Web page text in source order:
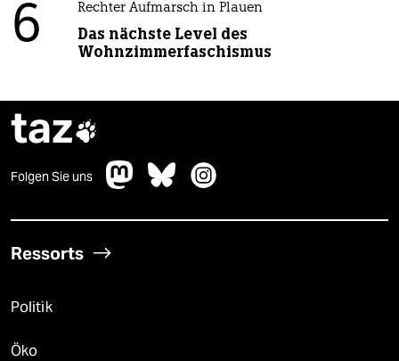
6 Rechter Aufmarsch in Plauen
Das nächste Level des
Wohnzimmerfaschismus
taz
Folgen Sie uns
Ressorts
Politik
Öko